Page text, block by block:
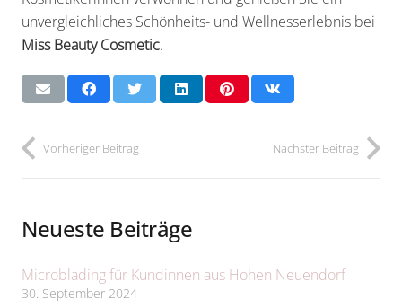
unvergleichliches Schönheits- und Wellnesserlebnis bei
Miss Beauty Cosmetic.
Vorheriger Beitrag Nächster Beitrag
Neueste Beiträge
Microblading für Kundinnen aus Hohen Neuendorf
30. September 2024